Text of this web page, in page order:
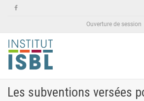
Ouverture de session
Les subventions versées